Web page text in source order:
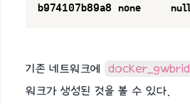
b974107b89a8   none
기존 네트워크에
워크가 생성된 것을 볼 수 있다.